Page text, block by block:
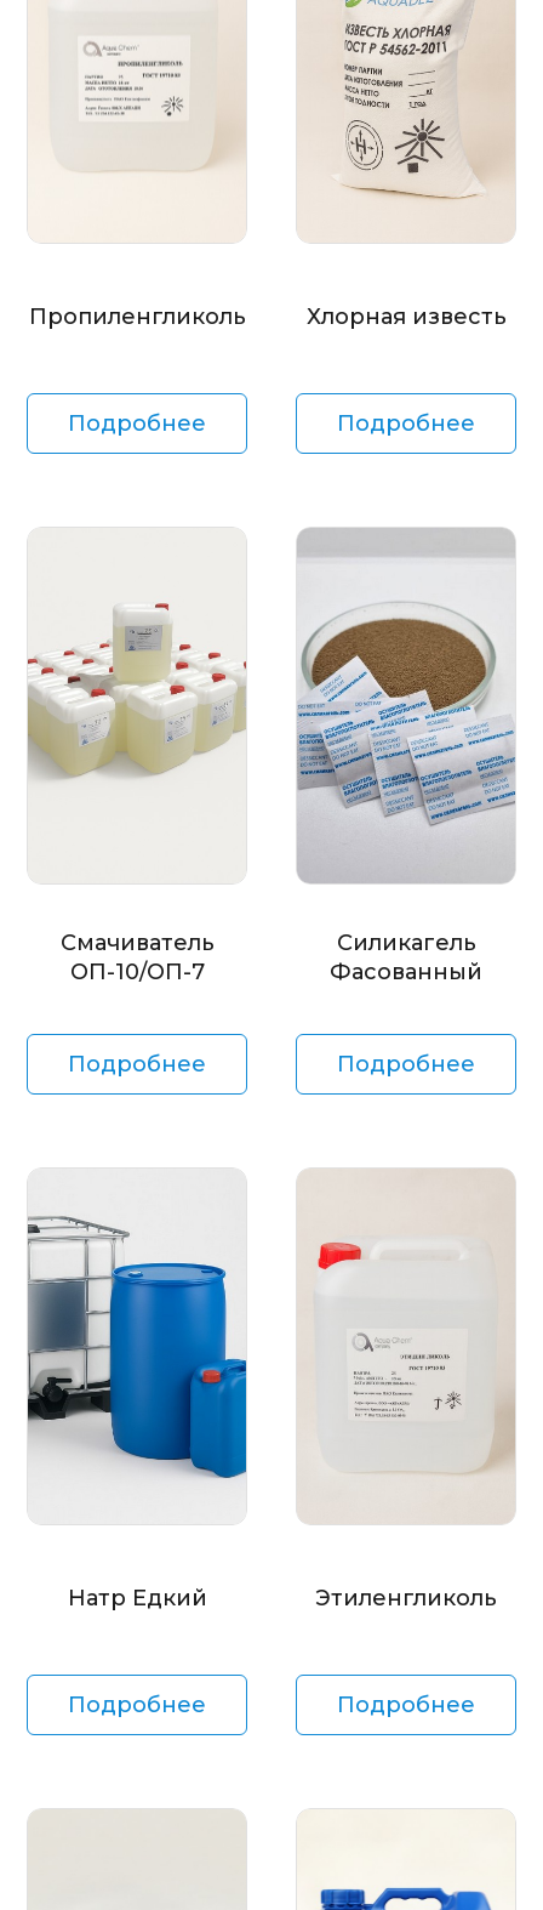
Пропиленгликоль
Подробнее
Хлорная известь
Подробнее
Смачиватель
ОП-10/ОП-7
Подробнее
Силикагель
Фасованный
Подробнее
Натр Едкий
Подробнее
Этиленгликоль
Подробнее